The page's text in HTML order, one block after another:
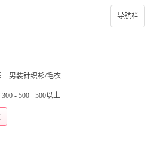
导航栏
男装针织衫/毛衣
300 - 500 500以上